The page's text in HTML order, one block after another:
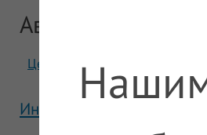
Автобронзант-
Цены Отзывы
Инструкция